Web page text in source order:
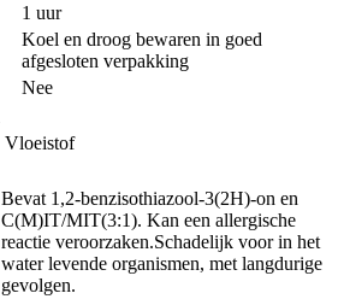
1 uur
Koel en droog bewaren in goed
afgesloten verpakking
Nee
Vloeistof
Bevat 1,2-benzisothiazool-3(2H)-on en
C(M)IT/MIT(3:1). Kan een allergische
reactie veroorzaken.Schadelijk voor in het
water levende organismen, met langdurige
gevolgen.